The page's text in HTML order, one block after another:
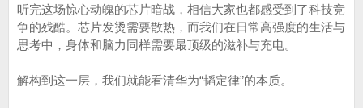
听完这场惊心动魄的芯片暗战，相信大家也都感受到了科技竞
争的残酷。芯片发烫需要散热，而我们在日常高强度的生活与
思考中，身体和脑力同样需要最顶级的滋补与充电。
解构到这一层，我们就能看清华为“韬定律”的本质。